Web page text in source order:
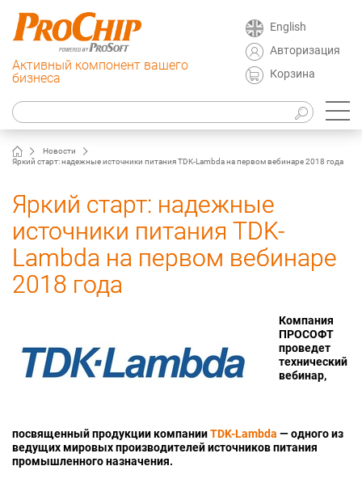
Активный компонент вашего
бизнеса
English
Авторизация
Корзина
Новости
Яркий старт: надежные источники питания TDK-Lambda на первом вебинаре 2018 года
Яркий старт: надежные
источники питания TDK-
Lambda на первом вебинаре
2018 года
Компания
ПРОСОФТ
проведет
технический
вебинар,
посвященный продукции компанииTDK-Lambda — одного из
ведущих мировых производителей источников питания
промышленного назначения.